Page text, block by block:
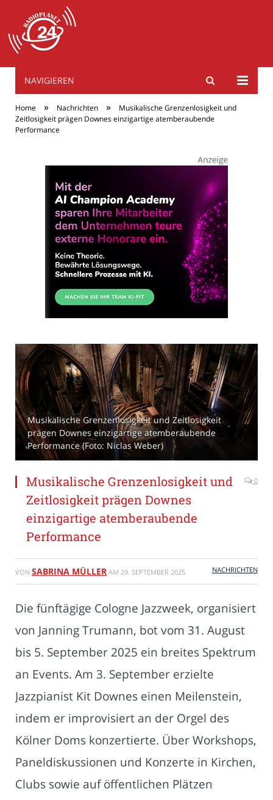
radioplanet24.de
NAVIGIEREN
Home » Nachrichten »
Musikalische Grenzenlosigkeit und
Zeitlosigkeit prägen Downes einzigartige atemberaubende
Performance
Musikalische Grenzenlosigkeit und Zeitlosigkeit
prägen Downes einzigartige atemberaubende
Performance (Foto: Niclas Weber)
Musikalische Grenzenlosigkeit und
Zeitlosigkeit prägen Downes
einzigartige atemberaubende
Performance
0
VON SABRINA MÜLLER AM 29. SEPTEMBER 2025 NACHRICHTEN
Die fünftägige Cologne Jazzweek, organisiert
von Janning Trumann, bot vom 31. August
bis 5. September 2025 ein breites Spektrum
an Events. Am 3. September erzielte
Jazzpianist Kit Downes einen Meilenstein,
indem er improvisiert an der Orgel des
Kölner Doms konzertierte. Über Workshops,
Paneldiskussionen und Konzerte in Kirchen,
Clubs sowie auf öffentlichen Plätzen